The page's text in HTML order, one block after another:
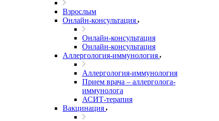
Взрослым
Онлайн-консультация
Онлайн-консультация
Онлайн-консультация
Аллергология-иммунология
Аллергология-иммунология
Прием врача – аллерголога-
иммунолога
АСИТ-терапия
Вакцинация